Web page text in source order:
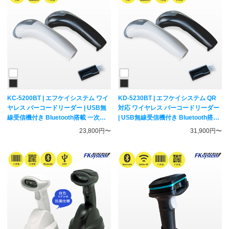
KC-5200BT | エフケイシステム ワイ
ヤレス バーコードリーダー | USB無
線受信機付き Bluetooth搭載 一次元
コード対応 ハンディスキャナー
23,800円〜
KD-5230BT | エフケイシステム QR
対応 ワイヤレス バーコードリーダー
| USB無線受信機付き Bluetooth搭載
一次元二次元コード対応 ハンディス
31,900円〜